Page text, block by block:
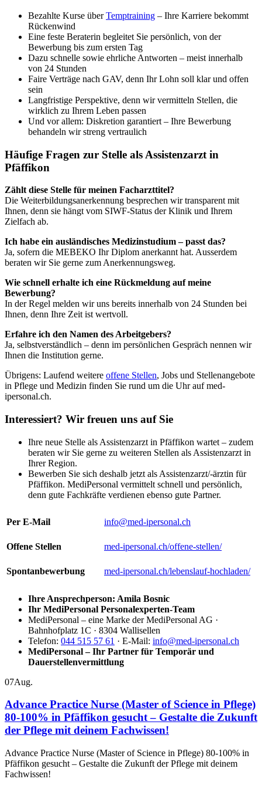
Bezahlte Kurse überTemptraining – Ihre Karriere bekommt
Rückenwind
Eine feste Beraterin begleitet Sie persönlich, von der
Bewerbung bis zum ersten Tag
Dazu schnelle sowie ehrliche Antworten – meist innerhalb
von 24 Stunden
Faire Verträge nach GAV, denn Ihr Lohn soll klar und offen
sein
Langfristige Perspektive, denn wir vermitteln Stellen, die
wirklich zu Ihrem Leben passen
Und vor allem: Diskretion garantiert – Ihre Bewerbung
behandeln wir streng vertraulich
Häufige Fragen zur Stelle als Assistenzarzt in
Pfäffikon
Zählt diese Stelle für meinen Facharzttitel?
Die Weiterbildungsanerkennung besprechen wir transparent mit
Ihnen, denn sie hängt vom SIWF-Status der Klinik und Ihrem
Zielfach ab.
Ich habe ein ausländisches Medizinstudium – passt das?
Ja, sofern die MEBEKO Ihr Diplom anerkannt hat. Ausserdem
beraten wir Sie gerne zum Anerkennungsweg.
Wie schnell erhalte ich eine Rückmeldung auf meine
Bewerbung?
In der Regel melden wir uns bereits innerhalb von 24 Stunden bei
Ihnen, denn Ihre Zeit ist wertvoll.
Erfahre ich den Namen des Arbeitgebers?
Ja, selbstverständlich – denn im persönlichen Gespräch nennen wir
Ihnen die Institution gerne.
Übrigens: Laufend weitere offene Stellen, Jobs und Stellenangebote
in Pflege und Medizin finden Sie rund um die Uhr auf med-
ipersonal.ch.
Interessiert? Wir freuen uns auf Sie
Ihre neue Stelle als Assistenzarzt in Pfäffikon wartet – zudem
beraten wir Sie gerne zu weiteren Stellen als Assistenzarzt in
Ihrer Region.
Bewerben Sie sich deshalb jetzt als Assistenzarzt/-ärztin für
Pfäffikon. MediPersonal vermittelt schnell und persönlich,
denn gute Fachkräfte verdienen ebenso gute Partner.
Per E-Mail info@med-ipersonal.ch
Offene Stellen med-ipersonal.ch/offene-stellen/
Spontanbewerbung med-ipersonal.ch/lebenslauf-hochladen/
Ihre Ansprechperson: Amila Bosnic
Ihr MediPersonal Personalexperten-Team
MediPersonal – eine Marke der MediPersonal AG ·
Bahnhofplatz 1C · 8304 Wallisellen
Telefon: 044 515 57 61 · E-Mail: info@med-ipersonal.ch
MediPersonal – Ihr Partner für Temporär und
Dauerstellenvermittlung
07Aug.
Advance Practice Nurse (Master of Science in Pflege)
80-100% in Pfäffikon gesucht – Gestalte die Zukunft
der Pflege mit deinem Fachwissen!
Advance Practice Nurse (Master of Science in Pflege) 80-100% in
Pfäffikon gesucht – Gestalte die Zukunft der Pflege mit deinem
Fachwissen!